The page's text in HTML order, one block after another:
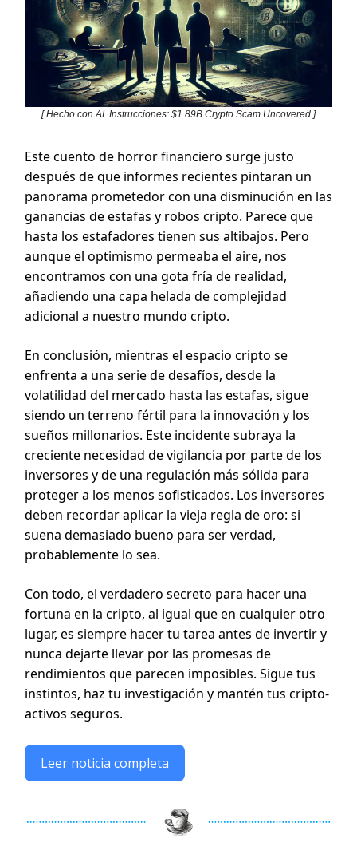
[ Hecho con AI. Instrucciones: $1.89B Crypto Scam Uncovered ]
Este cuento de horror financiero surge justo
después de que informes recientes pintaran un
panorama prometedor con una disminución en las
ganancias de estafas y robos cripto. Parece que
hasta los estafadores tienen sus altibajos. Pero
aunque el optimismo permeaba el aire, nos
encontramos con una gota fría de realidad,
añadiendo una capa helada de complejidad
adicional a nuestro mundo cripto.
En conclusión, mientras el espacio cripto se
enfrenta a una serie de desafíos, desde la
volatilidad del mercado hasta las estafas, sigue
siendo un terreno fértil para la innovación y los
sueños millonarios. Este incidente subraya la
creciente necesidad de vigilancia por parte de los
inversores y de una regulación más sólida para
proteger a los menos sofisticados. Los inversores
deben recordar aplicar la vieja regla de oro: si
suena demasiado bueno para ser verdad,
probablemente lo sea.
Con todo, el verdadero secreto para hacer una
fortuna en la cripto, al igual que en cualquier otro
lugar, es siempre hacer tu tarea antes de invertir y
nunca dejarte llevar por las promesas de
rendimientos que parecen imposibles. Sigue tus
instintos, haz tu investigación y mantén tus cripto-
activos seguros.
Leer noticia completa